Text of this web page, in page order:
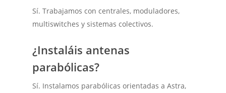
Sí. Trabajamos con centrales, moduladores,
multiswitches y sistemas colectivos.
¿Instaláis antenas
parabólicas?
Sí. Instalamos parabólicas orientadas a Astra,